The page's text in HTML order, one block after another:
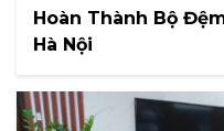
Hoàn Thành Bộ
Hà Nội